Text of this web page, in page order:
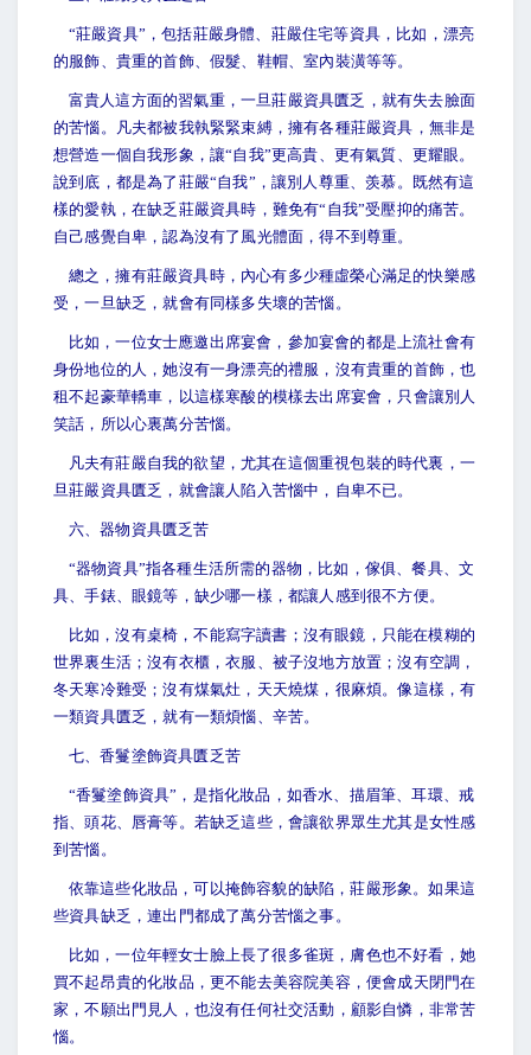
“莊嚴資具”，包括莊嚴身體、莊嚴住宅等資具，比如，漂亮
的服飾、貴重的首飾、假髮、鞋帽、室內裝潢等等。
富貴人這方面的習氣重，一旦莊嚴資具匱乏，就有失去臉面
的苦惱。凡夫都被我執緊緊束縛，擁有各種莊嚴資具，無非是
想營造一個自我形象，讓“自我”更高貴、更有氣質、更耀眼。
說到底，都是為了莊嚴“自我”，讓別人尊重、羡慕。既然有這
樣的愛執，在缺乏莊嚴資具時，難免有“自我”受壓抑的痛苦。
自己感覺自卑，認為沒有了風光體面，得不到尊重。
總之，擁有莊嚴資具時，內心有多少種虛榮心滿足的快樂感
受，一旦缺乏，就會有同樣多失壞的苦惱。
比如，一位女士應邀出席宴會，參加宴會的都是上流社會有
身份地位的人，她沒有一身漂亮的禮服，沒有貴重的首飾，也
租不起豪華轎車，以這樣寒酸的模樣去出席宴會，只會讓別人
笑話，所以心裏萬分苦惱。
凡夫有莊嚴自我的欲望，尤其在這個重視包裝的時代裏，一
旦莊嚴資具匱乏，就會讓人陷入苦惱中，自卑不已。
六、器物資具匱乏苦
“器物資具”指各種生活所需的器物，比如，傢俱、餐具、文
具、手錶、眼鏡等，缺少哪一樣，都讓人感到很不方便。
比如，沒有桌椅，不能寫字讀書；沒有眼鏡，只能在模糊的
世界裏生活；沒有衣櫃，衣服、被子沒地方放置；沒有空調，
冬天寒冷難受；沒有煤氣灶，天天燒煤，很麻煩。像這樣，有
一類資具匱乏，就有一類煩惱、辛苦。
七、香鬘塗飾資具匱乏苦
“香鬘塗飾資具”，是指化妝品，如香水、描眉筆、耳環、戒
指、頭花、唇膏等。若缺乏這些，會讓欲界眾生尤其是女性感
到苦惱。
依靠這些化妝品，可以掩飾容貌的缺陷，莊嚴形象。如果這
些資具缺乏，連出門都成了萬分苦惱之事。
比如，一位年輕女士臉上長了很多雀斑，膚色也不好看，她
買不起昂貴的化妝品，更不能去美容院美容，便會成天閉門在
家，不願出門見人，也沒有任何社交活動，顧影自憐，非常苦
惱。